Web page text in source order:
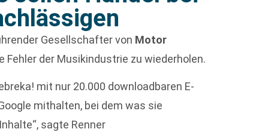
Gesellschafter von Motor
Fehler der Musikindustrie zu wiederholen.
mit nur 20.000 downloadbaren E-
mithalten, bei dem was sie
sagte Renner